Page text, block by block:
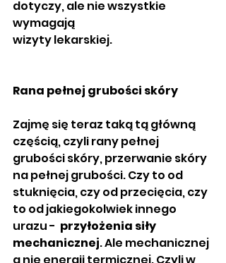
dotyczy, ale nie wszystkie
wymagają
wizyty lekarskiej.
Rana pełnej grubości skóry
Zajmę się teraz taką tą główną
częścią, czyli rany pełnej
grubości skóry, przerwanie skóry
na pełnej grubości. Czy to od
stuknięcia, czy od przecięcia, czy
to od jakiegokolwiek innego
urazu - przyłożenia siły
mechanicznej. Ale mechanicznej